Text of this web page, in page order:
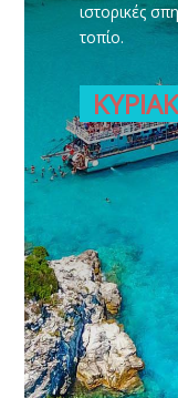
ιστορικές
τοπίο.